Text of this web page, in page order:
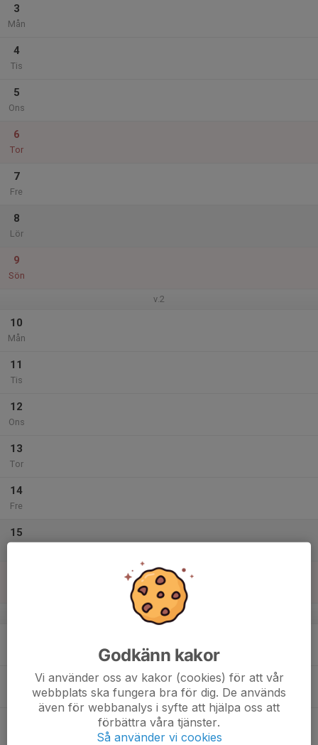
3
Mån
4
Tis
5
Ons
6
Tor
7
Fre
8
Lör
9
Sön
v.2
10
Mån
11
Tis
12
Ons
13
Tor
14
Fre
15
v.3
Godkänn kakor
Vi använder oss av kakor (cookies) för att vår
webbplats ska fungera bra för dig. De används
även för webbanalys i syfte att hjälpa oss att
förbättra våra tjänster.
Så använder vi cookies